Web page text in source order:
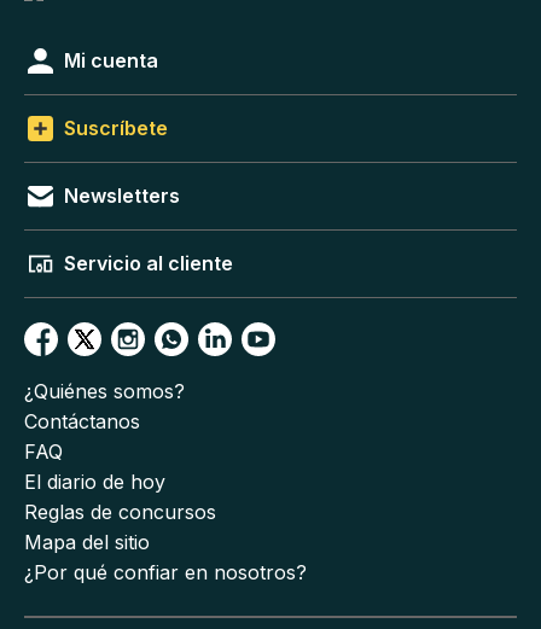
Mi cuenta
Suscríbete
Newsletters
Servicio al cliente
¿Quiénes somos?
Contáctanos
FAQ
El diario de hoy
Reglas de concursos
Mapa del sitio
¿Por qué confiar en nosotros?